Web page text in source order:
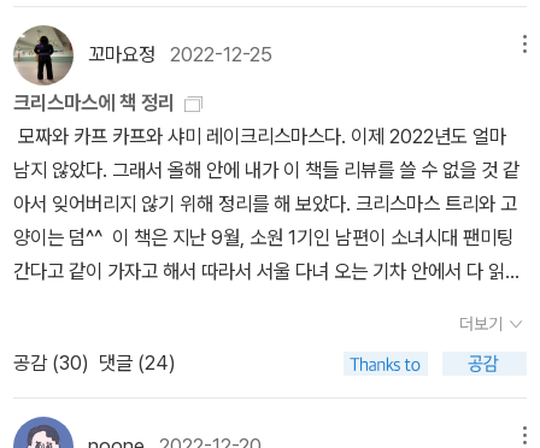
을 곧이곧대로 믿게 되였으니까 말이다.그런데 더 무서운 건 분명 진
실을 가장한 거짓의 이야기인데,전혀 거짓의 이야기처럼 읽히지 않는
다는 사실이다.소롬돋고,섬뜩했던 것 역시도 허구라고 외면할 수 없
는 역사의 사실을 우리 모두가 알고 있다는 전제가 바탕에 깔려 있어
서였던 것 같다.구체적인 상황에 대한 설명은 없지만 소설의 배경이
전시 중이란 것을 알수 있다.스스로를 지키기 위해 너무 일찍 철이 들
어 버린 아이들.자신을 지키기 위해 마녀처럼 되어버린 할머니.원치
않은 전장을 내몰린 군인들의 기이한 행동들...쌍둥이들의 작문이 하
은 전쟁에 관한 그림들이 떠올랐던 것 같다.눈에 보이는 대로만 그린
다고 했던 오토딕스와 진실만을 기록하겠다는 쌍둥이 형제의 고백은
그래서 더더욱 사실적으로 느껴졌던 것 같다.적어도 쌍둥이 형제가
기록하는 비밀노트 어딘가에는 거짓이 숨어 있었을 텐데 말이다.결과
술사>. 이 책은 러시아 여행 가면서 들고 갔는데 다녀와서 종이책은
처분했다. 그 후에 전자책이 나왔다는 걸 알게 되었다. 사실 전자책까
지 살 생각은 없었는데 러시아 여행을 추억하면서 이 책이 다시 필요
하게 되어서 아주 최근에 전자책으로 구매했다. 보통은 월초에 전자
책 캐시를 미리 구매해두고 그 안에서 전자책을 구입하는 편인데 최
근에는 책 그만 사자는 심정으로 전자책 캐시를 하나도 쟁여두지 않
았다. 그래서 이 책은 최근 들어서는 거의 유일하게 전자책 캐시가 아
니라 쌩돈 주고 산 책이다. 여기에 소개되는 러시아 화가들 그림 중에
서 일리야 레핀, 바실리 수리코프 그림이 참 좋다.-돈키호테 그리고 <
돈키호테>. 양장본 나왔을 때 따끈따끈한 신간으로 구매했었는데 종
이책을 전부 정리하면서 중고로 팔았다. 그리고 어차피 안 읽을 것 같
> 전자책을 구입했다. 그 책을 읽으면 자동으로 <돈키호테>가 읽고
꼬마요정 2022-12-25
크리스마스에 책 정리
모짜와 카프 카프와 샤미 레이크리스마스다. 이제 2022년도 얼마
남지 않았다. 그래서 올해 안에 내가 이 책들 리뷰를 쓸 수 없을 것 같
아서 잊어버리지 않기 위해 정리를 해 보았다. 크리스마스 트리와 고
양이는 덤^^ 이 책은 지난 9월, 소원 1기인 남편이 소녀시대 팬미팅
간다고 같이 가자고 해서 따라서 서울 다녀 오는 기차 안에서 다 읽었
에 아이가 있어서 한동안 못 만난 친구를 만나 너무 반가웠다. 부산과
서울 사이의 거리는 멀고, 이제는 힘이 들어서 기차로 다니기 힘들
고... 코로나 이후 기차든 비행기든 마스크 쓰고 뭘 먹지도 못하게 하
니 여행 다니는 기분이 안 나서 씁쓸했다. 하지만 이 책 덕분에 재미있
더보기
공감 (30) 댓글 (24)